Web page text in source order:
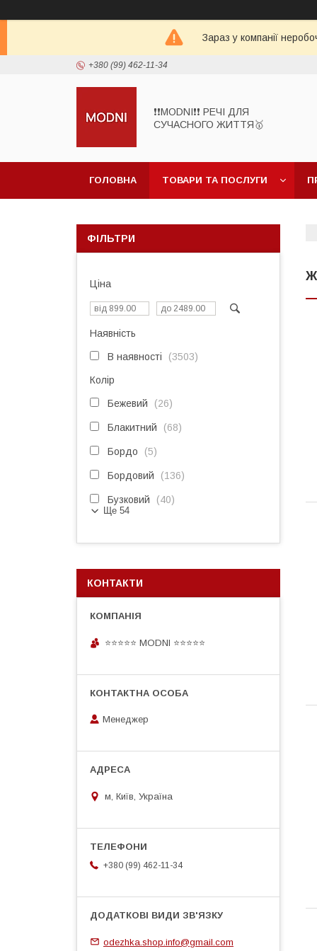
Зараз у компанії
+380 (99) 462-11-34
❗❗MODNI❗❗ РЕЧІ ДЛЯ
СУЧАСНОГО ЖИТТЯ🥇
ГОЛОВНА ТОВАРИ ТА ПОСЛУГИ
ФІЛЬТРИ
Ціна
Наявність
В наявності 3503
Колір
Бежевий 26
Блакитний 68
Бордо 5
Бордовий 136
Бузковий 40
Ще 54
КОНТАКТИ
⭐⭐⭐⭐⭐ MODNI ⭐⭐⭐⭐⭐
Менеджер
м, Київ, Україна
+380 (99) 462-11-34
odezhka.shop.info@gmail.com